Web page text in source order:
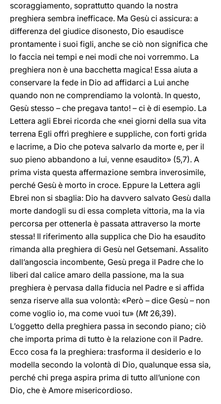
scoraggiamento, soprattutto quando la nostra
preghiera sembra inefficace. Ma Gesù ci assicura: a
differenza del giudice disonesto, Dio esaudisce
prontamente i suoi figli, anche se ciò non significa che
lo faccia nei tempi e nei modi che noi vorremmo. La
preghiera non è una bacchetta magica! Essa aiuta a
conservare la fede in Dio ad affidarci a Lui anche
quando non ne comprendiamo la volontà. In questo,
Gesù stesso – che pregava tanto! – ci è di esempio. La
Lettera agli Ebrei ricorda che «nei giorni della sua vita
terrena Egli offrì preghiere e suppliche, con forti grida
e lacrime, a Dio che poteva salvarlo da morte e, per il
suo pieno abbandono a lui, venne esaudito» (5,7). A
prima vista questa affermazione sembra inverosimile,
perché Gesù è morto in croce. Eppure la Lettera agli
Ebrei non si sbaglia: Dio ha davvero salvato Gesù dalla
morte dandogli su di essa completa vittoria, ma la via
percorsa per ottenerla è passata attraverso la morte
stessa! Il riferimento alla supplica che Dio ha esaudito
rimanda alla preghiera di Gesù nel Getsemani. Assalito
dall’angoscia incombente, Gesù prega il Padre che lo
liberi dal calice amaro della passione, ma la sua
preghiera è pervasa dalla fiducia nel Padre e si affida
senza riserve alla sua volontà: «Però – dice Gesù – non
come voglio io, ma come vuoi tu» (Mt26,39).
L’oggetto della preghiera passa in secondo piano; ciò
che importa prima di tutto è la relazione con il Padre.
Ecco cosa fa la preghiera: trasforma il desiderio e lo
modella secondo la volontà di Dio, qualunque essa sia,
perché chi prega aspira prima di tutto all’unione con
Dio, che è Amore misericordioso.